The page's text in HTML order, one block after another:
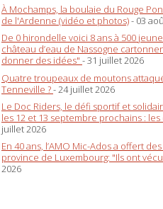
À Mochamps, la boulaie du Rouge
de l'Ardenne (vidéo et photos)- 03
De 0 hirondelle voici 8 ans à 500
château d’eau de Nassogne
donner des idées" - 31 juillet 2026
Quatre troupeaux de moutons
Tenneville ?- 24 juillet 2026
Le Doc Riders, le défi sportif et
les 12 et 13 septembre prochains :
juillet 2026
En 40 ans, l’AMO Mic-Ados a offert
province de Luxembourg: "Ils ont
2026